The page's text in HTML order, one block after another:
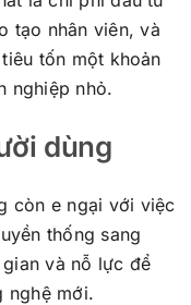
tạo nhân viên, và
tốn một khoản
nghiệp nhỏ.
dùng
còn e ngại với việc
thống sang
và nỗ lực để
nghệ mới.